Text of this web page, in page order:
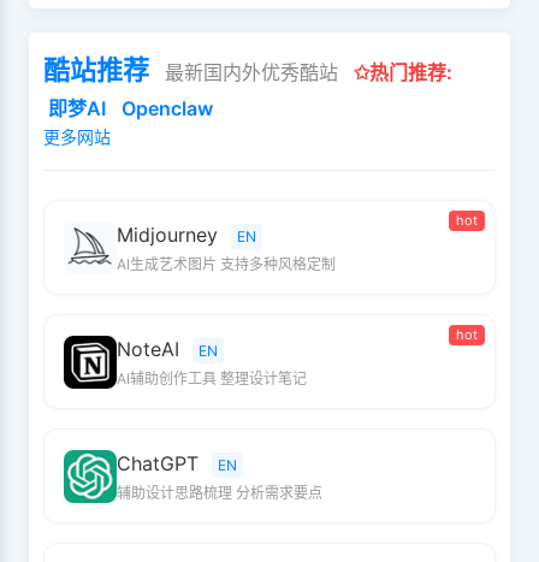
酷站推荐 最新国内外优秀酷站
✩热门推荐:
即梦AI
Openclaw
更多网站
hot
Midjourney
EN
AI生成艺术图片 支持多种风格定制
hot
NoteAI
EN
AI辅助创作工具 整理设计笔记
ChatGPT
EN
辅助设计思路梳理 分析需求要点